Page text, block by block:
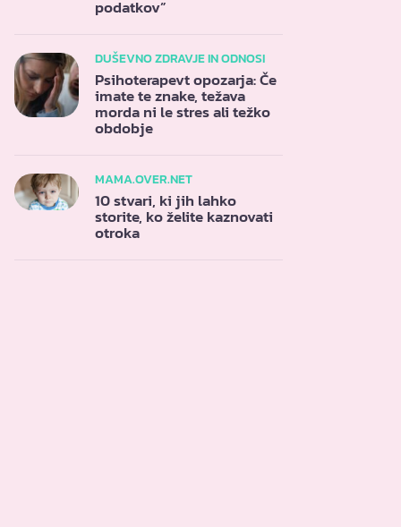
podatkov”
DUŠEVNO ZDRAVJE IN ODNOSI
Psihoterapevt opozarja: Če
imate te znake, težava
morda ni le stres ali težko
obdobje
MAMA.OVER.NET
10 stvari, ki jih lahko
storite, ko želite kaznovati
otroka